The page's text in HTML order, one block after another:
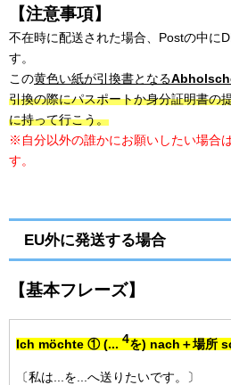
【注意事項】
不在時に配送された場合、Postの中に
す。
この黄色い紙が引換書となる
引換の際にパスポートか身分証明書の
に持って行こう。
※自分以外の誰かにお願いしたい場合
す。
EU外に発送する場合
【基本フレーズ】
Ich möchte ① (... 4を) nach＋場所
〔私は...を...へ送りたいです。〕